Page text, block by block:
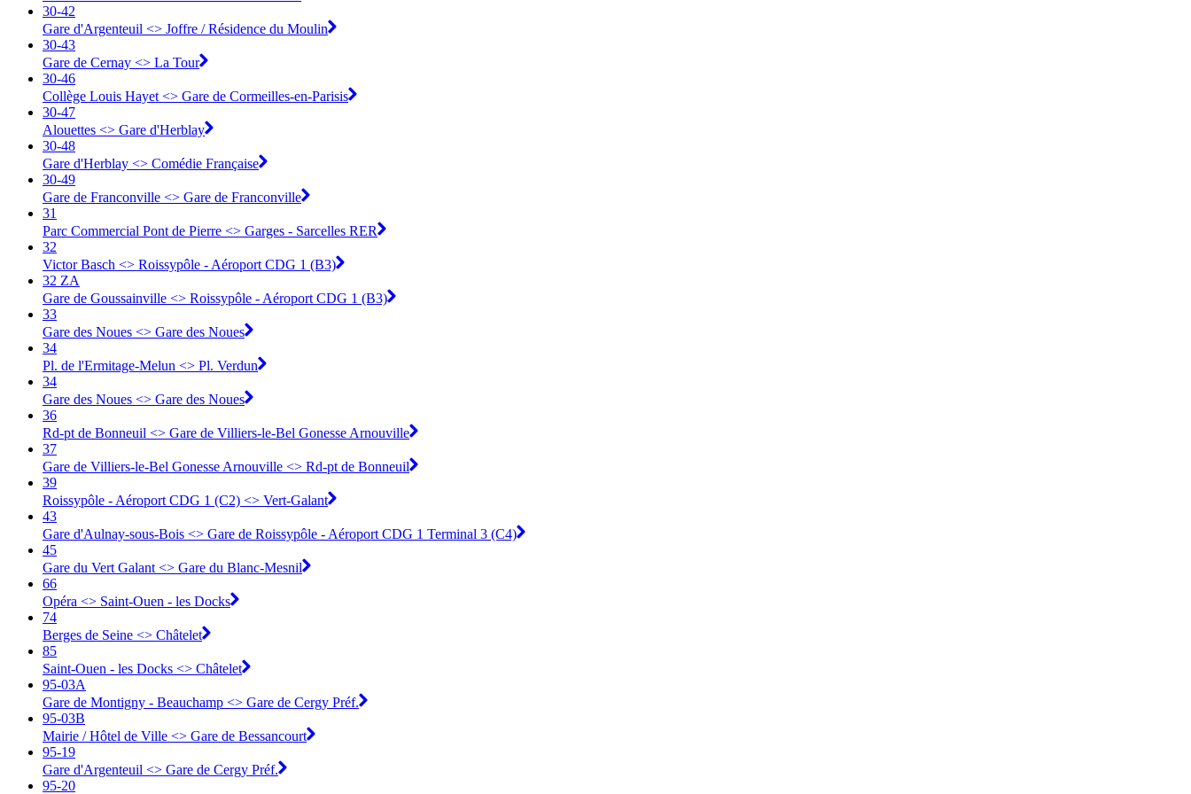
30-42
Gare d'Argenteuil <> ︎Joffre / Résidence du Moulin
30-43
Gare de Cernay <> ︎La Tour
30-46
Collège Louis Hayet <> ︎Gare de Cormeilles-en-Parisis
30-47
Alouettes <> ︎Gare d'Herblay
30-48
Gare d'Herblay <> ︎Comédie Française
30-49
Gare de Franconville <> ︎Gare de Franconville
31
Parc Commercial Pont de Pierre <> Garges - Sarcelles RER
32
Victor Basch <> Roissypôle - Aéroport CDG 1 (B3)
32 ZA
Gare de Goussainville <> Roissypôle - Aéroport CDG 1 (B3)
33
Gare des Noues <> Gare des Noues
34
Pl. de l'Ermitage-Melun <> Pl. Verdun
34
Gare des Noues <> Gare des Noues
36
Rd-pt de Bonneuil <> Gare de Villiers-le-Bel Gonesse Arnouville
37
Gare de Villiers-le-Bel Gonesse Arnouville <> Rd-pt de Bonneuil
39
Roissypôle - Aéroport CDG 1 (C2) <> Vert-Galant
43
Gare d'Aulnay-sous-Bois <> Gare de Roissypôle - Aéroport CDG 1 Terminal 3 (C4)
45
Gare du Vert Galant <> Gare du Blanc-Mesnil
66
Opéra <> Saint-Ouen - les Docks
74
Berges de Seine <> Châtelet
85
Saint-Ouen - les Docks <> Châtelet
95-03A
Gare de Montigny - Beauchamp <> ︎Gare de Cergy Préf.
95-03B
Mairie / Hôtel de Ville <> ︎Gare de Bessancourt
95-19
Gare d'Argenteuil <> ︎Gare de Cergy Préf.
95-20